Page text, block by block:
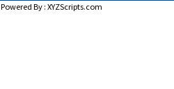
Powered By :XYZScripts.com